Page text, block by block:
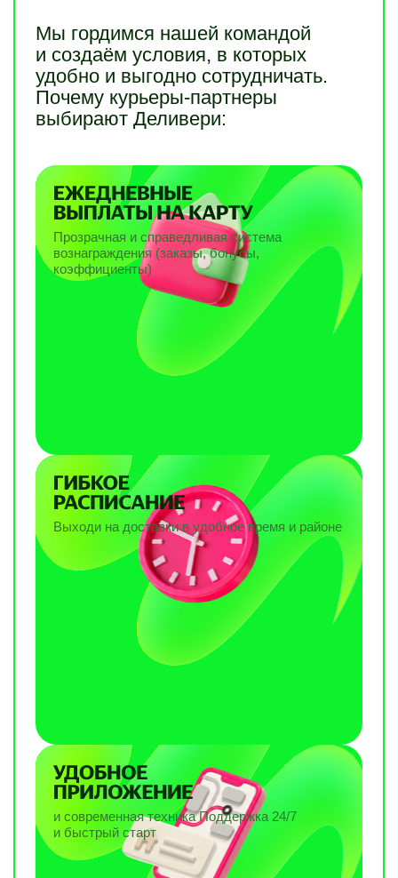
Мы гордимся нашей командой
и создаём условия, в которых
удобно и выгодно сотрудничать.
Почему курьеры-партнеры
выбирают Деливери:
Прозрачная и справедливая система
вознаграждения (заказы, бонусы,
коэффициенты)
Выходи на доставки в удобное время и районе
и современная техника Поддержка 24/7
и быстрый старт